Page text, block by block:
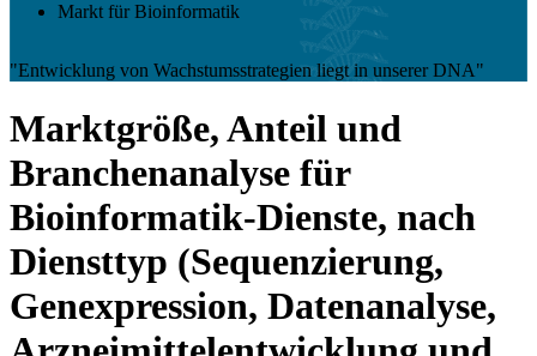
Markt für Bioinformatik
"Entwicklung von Wachstumsstrategien liegt in unserer DNA"
Marktgröße, Anteil und
Branchenanalyse für
Bioinformatik-Dienste, nach
Diensttyp (Sequenzierung,
Genexpression, Datenanalyse,